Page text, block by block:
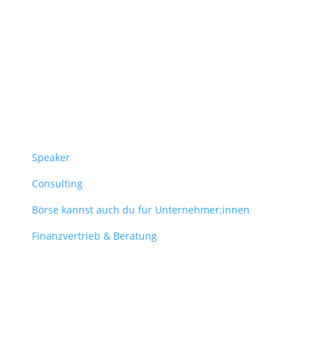
Speaker
Consulting
Börse kannst auch du für Unternehmer:innen
Finanzvertrieb & Beratung